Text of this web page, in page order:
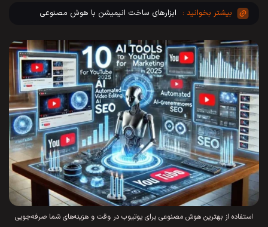
ابزارهای ساخت انیمیشن با هوش مصنوعی
استفاده از بهترین هوش مصنوعی برای یوتیوب در وقت و هزینه‌های شما صرفه‌جویی